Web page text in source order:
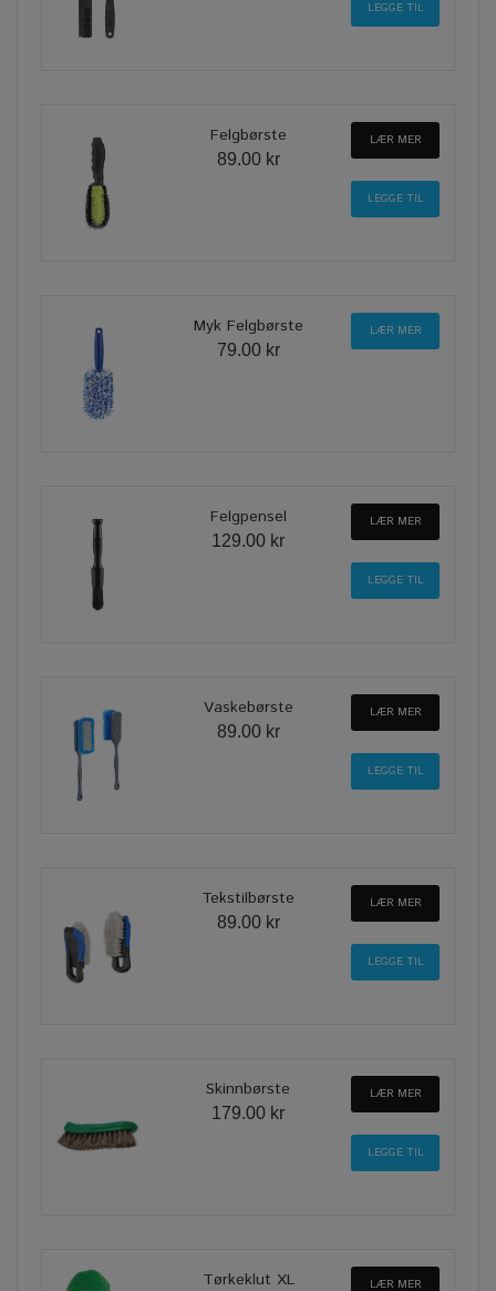
Felgbørste
89.00 kr
LÆR MER
Myk Felgbørste
79.00 kr
LÆR MER
Felgpensel
129.00 kr
LÆR MER
Vaskebørste
89.00 kr
LÆR MER
Tekstilbørste
89.00 kr
LÆR MER
Skinnbørste
179.00 kr
LÆR MER
Tørkeklut XL LÆR MER